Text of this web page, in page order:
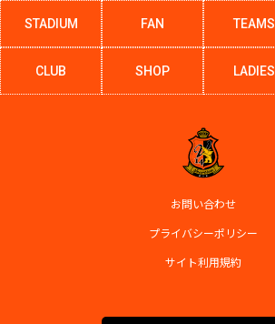
STADIUM FAN TEAMS
CLUB SHOP LADIES
お問い合わせ
プライバシーポリシー
サイト利用規約